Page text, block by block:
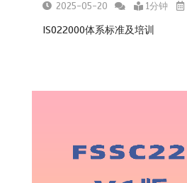
2025-05-20
1分钟
ISO22000体系标准及培训